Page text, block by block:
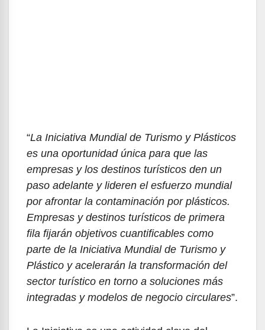
“La Iniciativa Mundial de Turismo y Plásticos
es una oportunidad única para que las
empresas y los destinos turísticos den un
paso adelante y lideren el esfuerzo mundial
por afrontar la contaminación por plásticos.
Empresas y destinos turísticos de primera
fila fijarán objetivos cuantificables como
parte de la Iniciativa Mundial de Turismo y
Plástico y acelerarán la transformación del
sector turístico en torno a soluciones más
integradas y modelos de negocio circulares”.